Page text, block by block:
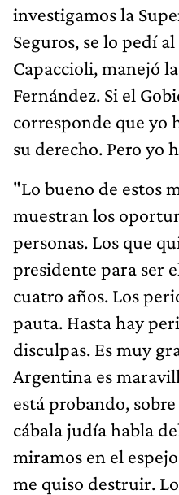
investigamos la
Seguros, se lo pedí
Capaccioli, manejó
Fernández. Si el
corresponde que yo
su derecho. Pero yo
"Lo bueno de estos
muestran los
personas. Los que
presidente para ser
cuatro años. Los
pauta. Hasta hay
disculpas. Es muy
Argentina es
está probando,
cábala judía habla
miramos en el
me quiso destruir.